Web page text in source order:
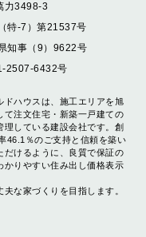
力3498-3
特-7）第21537号
知事（9）9622号
2507-6432号
ドハウスは、施工エリアを旭
て注文住宅・新築一戸建ての
している建設会社です。創
46.1％のご支持と信頼を築い
だけるように、良質で保証の
かりやすい住み出し価格表示
な家づくりを目指します。